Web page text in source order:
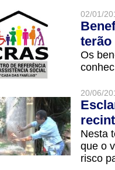
02/01/
terão
Os
20/06/
Nesta
que o
risco